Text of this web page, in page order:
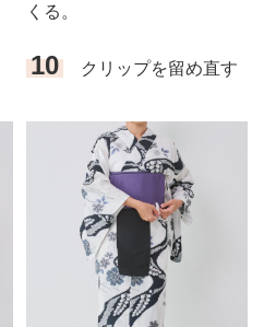
くる。
10 クリップを留め直す